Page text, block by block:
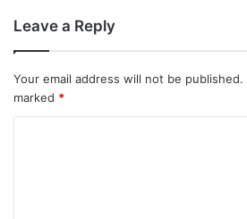
Leave a Reply
Your email address will not be published.
marked *